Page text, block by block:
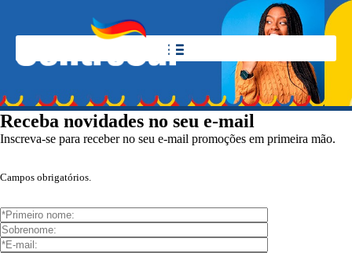
Receba novidades no seu e-mail
Inscreva-se para receber no seu e-mail promoções em primeira mão.
Campos obrigatórios.